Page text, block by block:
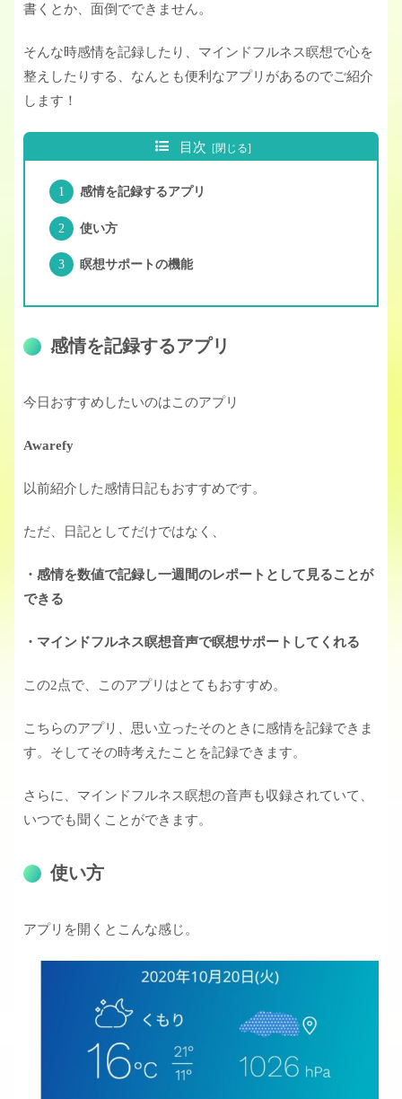
書くとか、面倒でできません。
そんな時感情を記録したり、マインドフルネス瞑想で心を
整えしたりする、なんとも便利なアプリがあるのでご紹介
します！
目次
感情を記録するアプリ
使い方
瞑想サポートの機能
感情を記録するアプリ
今日おすすめしたいのはこのアプリ
Awarefy
以前紹介した感情日記もおすすめです。
ただ、日記としてだけではなく、
・感情を数値で記録し一週間のレポートとして見ることが
できる
・マインドフルネス瞑想音声で瞑想サポートしてくれる
この2点で、このアプリはとてもおすすめ。
こちらのアプリ、思い立ったそのときに感情を記録できま
す。そしてその時考えたことを記録できます。
さらに、マインドフルネス瞑想の音声も収録されていて、
いつでも聞くことができます。
使い方
アプリを開くとこんな感じ。